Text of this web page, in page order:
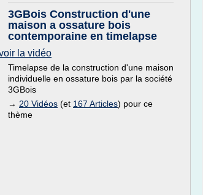
3GBois Construction d'une
maison a ossature bois
contemporaine en timelapse
la vidéo
Timelapse de la construction d'une maison
individuelle en ossature bois par la société
3GBois
→ 20 Vidéos (et 167 Articles) pour ce
thème